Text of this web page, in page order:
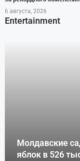
6 августа, 2026
Entertainment
Молдавские
яблок в 526